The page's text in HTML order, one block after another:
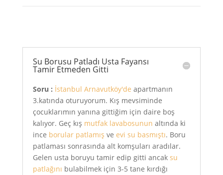
Su Borusu Patladı Usta Fayansı
Tamir Etmeden Gitti
Soru : İstanbul Arnavutköy'de apartmanın
3.katında oturuyorum. Kış mevsiminde
çocuklarımın yanına gittiğim için daire boş
kalıyor. Geç kış mutfak lavabosunun altında ki
ince borular patlamış ve evi su basmıştı. Boru
patlaması sonrasında alt komşuları aradılar.
Gelen usta boruyu tamir edip gitti ancak su
patlağını bulabilmek için 3-5 tane kırdığı